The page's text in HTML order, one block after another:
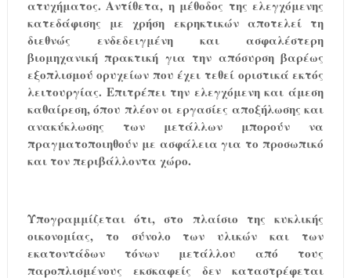
ατυχήματος. Αντίθετα, η μέθοδος της ελεγχόμενης
κατεδάφισης με χρήση εκρηκτικών αποτελεί τη
διεθνώς ενδεδειγμένη και ασφαλέστερη
βιομηχανική πρακτική για την απόσυρση βαρέως
εξοπλισμού ορυχείων που έχει τεθεί οριστικά εκτός
λειτουργίας. Επιτρέπει την ελεγχόμενη και άμεση
καθαίρεση, όπου πλέον οι εργασίες αποξήλωσης και
ανακύκλωσης των μετάλλων μπορούν να
πραγματοποιηθούν με ασφάλεια για το προσωπικό
και τον περιβάλλοντα χώρο.
Υπογραμμίζεται ότι, στο πλαίσιο της κυκλικής
οικονομίας, το σύνολο των υλικών και των
εκατοντάδων τόνων μετάλλου από τους
παροπλισμένους εκσκαφείς δεν καταστρέφεται